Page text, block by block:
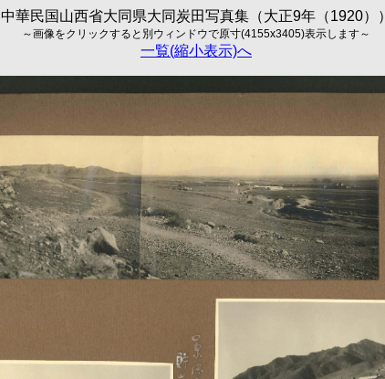
中華民国山西省大同県大同炭田写真集（大正9年（1920））
～画像をクリックすると別ウィンドウで原寸(4155x3405)表示します～
一覧(縮小表示)へ